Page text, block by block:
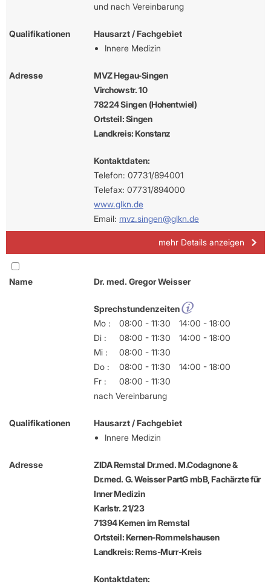
und nach Vereinbarung
Qualifikationen
Hausarzt / Fachgebiet
Innere Medizin
Adresse
MVZ Hegau-Singen
Virchowstr. 10
78224 Singen (Hohentwiel)
Ortsteil: Singen
Landkreis: Konstanz
Kontaktdaten:
Telefon: 07731/894001
Telefax: 07731/894000
www.glkn.de
Email: mvz.singen@glkn.de
mehr Details anzeigen
Name Dr. med. Gregor Weisser
Sprechstundenzeiten
Mo :
08:00 - 11:30
14:00 - 18:00
Di :
08:00 - 11:30
14:00 - 18:00
Mi :
08:00 - 11:30
Do :
08:00 - 11:30
14:00 - 18:00
Fr :
08:00 - 11:30
nach Vereinbarung
Qualifikationen
Hausarzt / Fachgebiet
Innere Medizin
Adresse
ZIDA Remstal Dr.med. M.Codagnone &
Dr.med. G. Weisser PartG mbB, Fachärzte für
Inner Medizin
Karlstr. 21/23
71394 Kernen im Remstal
Ortsteil: Kernen-Rommelshausen
Landkreis: Rems-Murr-Kreis
Kontaktdaten: